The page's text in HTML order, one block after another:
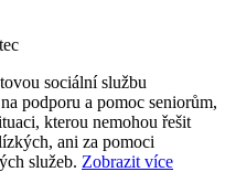
sociální službu
podporu a pomoc seniorům,
kterou nemohou řešit
ani za pomoci
služeb. Zobrazit více